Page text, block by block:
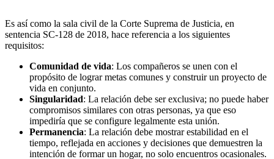
Es así como la sala civil de la Corte Suprema de Justicia, en
sentencia SC-128 de 2018, hace referencia a los siguientes
requisitos:
Comunidad de vida: Los compañeros se unen con el
propósito de lograr metas comunes y construir un proyecto de
vida en conjunto.
Singularidad: La relación debe ser exclusiva; no puede haber
compromisos similares con otras personas, ya que eso
impediría que se configure legalmente esta unión.
Permanencia: La relación debe mostrar estabilidad en el
tiempo, reflejada en acciones y decisiones que demuestren la
intención de formar un hogar, no solo encuentros ocasionales.